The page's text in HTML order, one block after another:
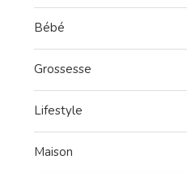
Bébé
Grossesse
Lifestyle
Maison